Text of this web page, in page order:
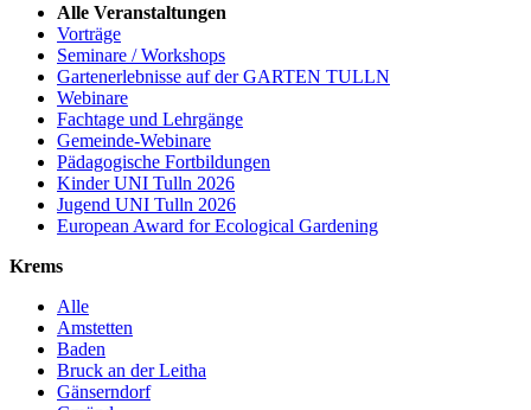
Alle Veranstaltungen
Vorträge
Seminare / Workshops
Gartenerlebnisse auf der GARTEN TULLN
Webinare
Fachtage und Lehrgänge
Gemeinde-Webinare
Pädagogische Fortbildungen
Kinder UNI Tulln 2026
Jugend UNI Tulln 2026
European Award for Ecological Gardening
Krems
Alle
Amstetten
Baden
Bruck an der Leitha
Gänserndorf